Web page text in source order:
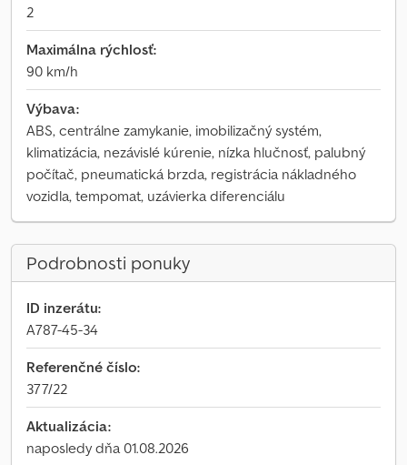
2
Maximálna rýchlosť:
90 km/h
Výbava:
ABS, centrálne zamykanie, imobilizačný systém,
klimatizácia, nezávislé kúrenie, nízka hlučnosť, palubný
počítač, pneumatická brzda, registrácia nákladného
vozidla, tempomat, uzávierka diferenciálu
Podrobnosti ponuky
ID inzerátu:
A787-45-34
Referenčné číslo:
377/22
Aktualizácia:
naposledy dňa 01.08.2026